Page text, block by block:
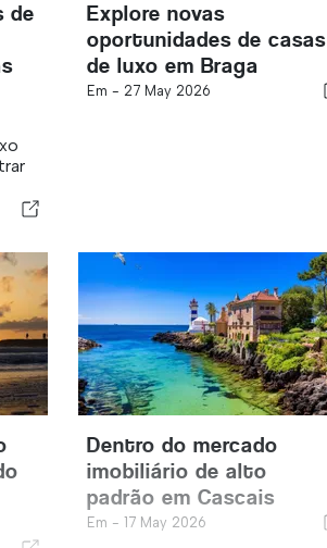
de
Explore novas
oportunidades de casas
de luxo em Braga
Em - 27 May 2026
Dentro do mercado
imobiliário de alto
padrão em Cascais
Em - 17 May 2026